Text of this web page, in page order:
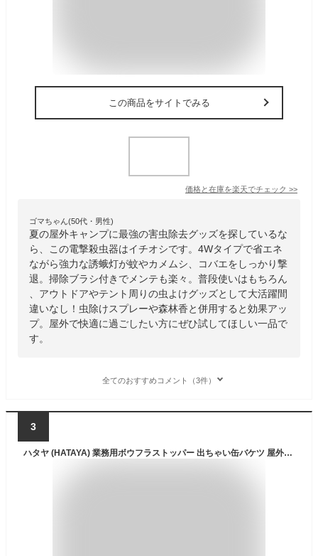
この商品をサイトでみる
価格と在庫を楽天でチェック >>
ゴマちゃん(50代・男性)
夏の屋外キャンプに最強の害虫除去グッズを探しているな
ら、この電撃殺虫器はイチオシです。4Wタイプで省エネ
ながら強力な誘蛾灯が蚊やカメムシ、コバエをしっかり撃
退。掃除ブラシ付きでメンテも楽々。普段使いはもちろん
、アウトドアやテント周りの虫よけグッズとして大活躍間
違いなし！虫除けスプレーや森林香と併用すると効果アッ
プ。屋外で快適に過ごしたい方にぜひ試してほしい一品で
す。
全てのおすすめコメント（3件）
3
ハタヤ (HATAYA) 業務用ボウフラストッパー 出ちゃい缶バケツ 屋外用 大型タイプ 害虫駆除 薬剤不使用 電気不要 殺虫 蚊 ボウフラ 駆除 庭 畑 植え込み レジャー キャンプ デング熱 BD-2XL